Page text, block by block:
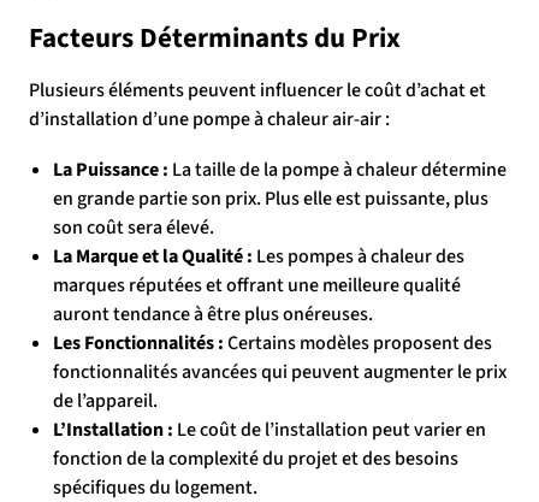
Facteurs Déterminants du Prix
Plusieurs éléments peuvent influencer le coût d’achat et
d’installation d’une pompe à chaleur air-air :
La Puissance : La taille de la pompe à chaleur détermine
en grande partie son prix. Plus elle est puissante, plus
son coût sera élevé.
La Marque et la Qualité : Les pompes à chaleur des
marques réputées et offrant une meilleure qualité
auront tendance à être plus onéreuses.
Les Fonctionnalités :Certains modèles proposent des
fonctionnalités avancées qui peuvent augmenter le prix
de l’appareil.
L’Installation : Le coût de l’installation peut varier en
fonction de la complexité du projet et des besoins
spécifiques du logement.